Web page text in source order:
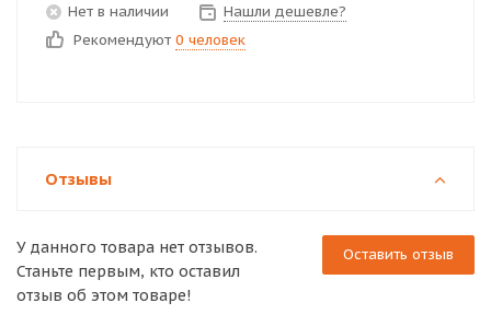
Нет в наличии
Нашли дешевле?
Рекомендуют 0 человек
Отзывы
Оставить отзыв
У данного товара нет отзывов.
Станьте первым, кто оставил
отзыв об этом товаре!